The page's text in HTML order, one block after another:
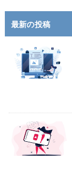
最新の投稿